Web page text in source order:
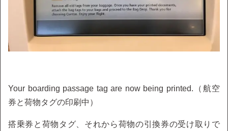
Your boarding passage tag are now being printed.（航空
券と荷物タグの印刷中）
搭乗券と荷物タグ、それから荷物の引換券の受け取りで